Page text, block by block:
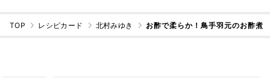
TOP レシピカード 北村みゆき お酢で柔らか！鳥手羽元のお酢煮